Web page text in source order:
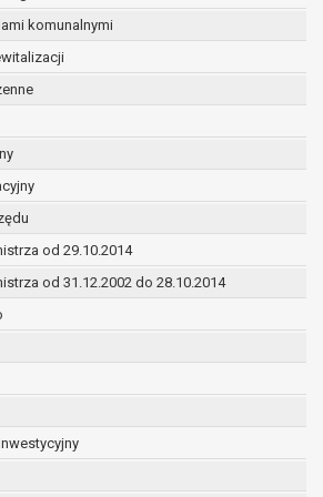
komunalnymi
od 29.10.2014
od 31.12.2002 do 28.10.2014
sprawowania władzy publicznej
przypadkach dane osobowe
na podstawie wcześniej udzielonej
i celu określonym w treści zgody.
przetwarzaniem danych w celu wskazanym
mogą być udostępniane innym
kategoriom odbiorców danych osobowych.
być:
które przetwarzają dane osobowe w
na podstawie zawartej z nim umowy
przetwarzania danych osobowych;
upoważnione do odbioru danych
odpowiednich przepisów prawa.
osobowe będą przetwarzane przez okres
realizacji celu dla jakiego zostały zebrane
archiwizacji określonymi przez przepisy
obowiązującego.
gdy dane osobowe przetwarzane są na
której dane dotyczą przetwarzanie odbywa